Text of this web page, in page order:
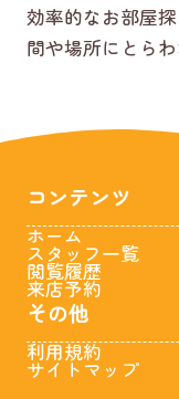
効率的なお部屋
間や場所にとら
コンテンツ
ホーム
スタッフ一覧
閲覧履歴
来店予約
その他
利用規約
サイトマップ